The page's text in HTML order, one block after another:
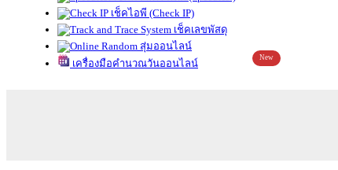
เช็คไอพี (Check IP)
เช็คเลขพัสดุ
สุ่มออนไลน์
เครื่องมือคำนวณวันออนไลน์
New